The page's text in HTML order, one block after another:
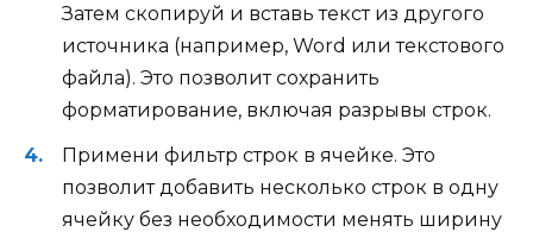
Затем скопируй и вставь текст из другого
источника (например, Word или текстового
файла). Это позволит сохранить
форматирование, включая разрывы строк.
Примени фильтр строк в ячейке. Это
позволит добавить несколько строк в одну
ячейку без необходимости менять ширину